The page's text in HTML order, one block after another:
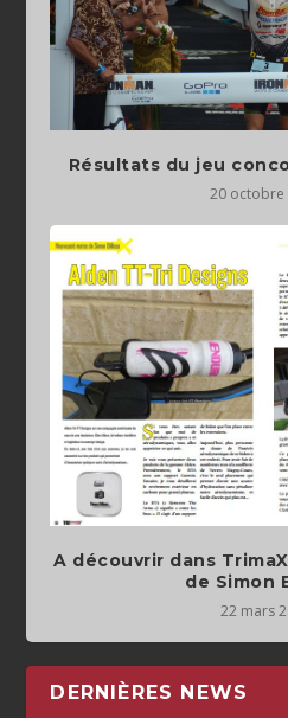
Résultats du jeu
20 octobre
A découvrir dans
de Simon
22 mars
DERNIÈRES NEWS